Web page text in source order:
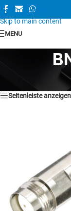
Skip to navigation
Skip to main content
MENU
Seitenleiste anzeigen